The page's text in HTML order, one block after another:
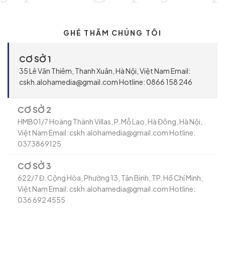
GHÉ THĂM CHÚNG TÔI
CƠ SỞ 1
35 Lê Văn Thiêm, Thanh Xuân, Hà Nội, Việt Nam Email:
cskh.alohamedia@gmail.com Hotline: 0866 158 246
CƠ SỞ 2
HMB01/7 Hoàng Thành Villas, P. Mỗ Lao, Hà Đông, Hà Nội,
Việt Nam Email: cskh.alohamedia@gmail.com Hotline:
0373869125
CƠ SỞ 3
622/7 Đ. Cộng Hòa, Phường 13, Tân Bình, TP. Hồ Chí Minh,
Việt Nam Email: cskh.alohamedia@gmail.com Hotline:
036 692 4555